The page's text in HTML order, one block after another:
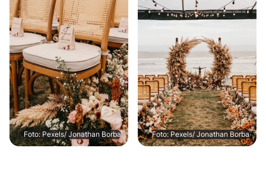
Foto: Pexels/ Jonathan Borba Foto: Pexels/ Jonathan Borba